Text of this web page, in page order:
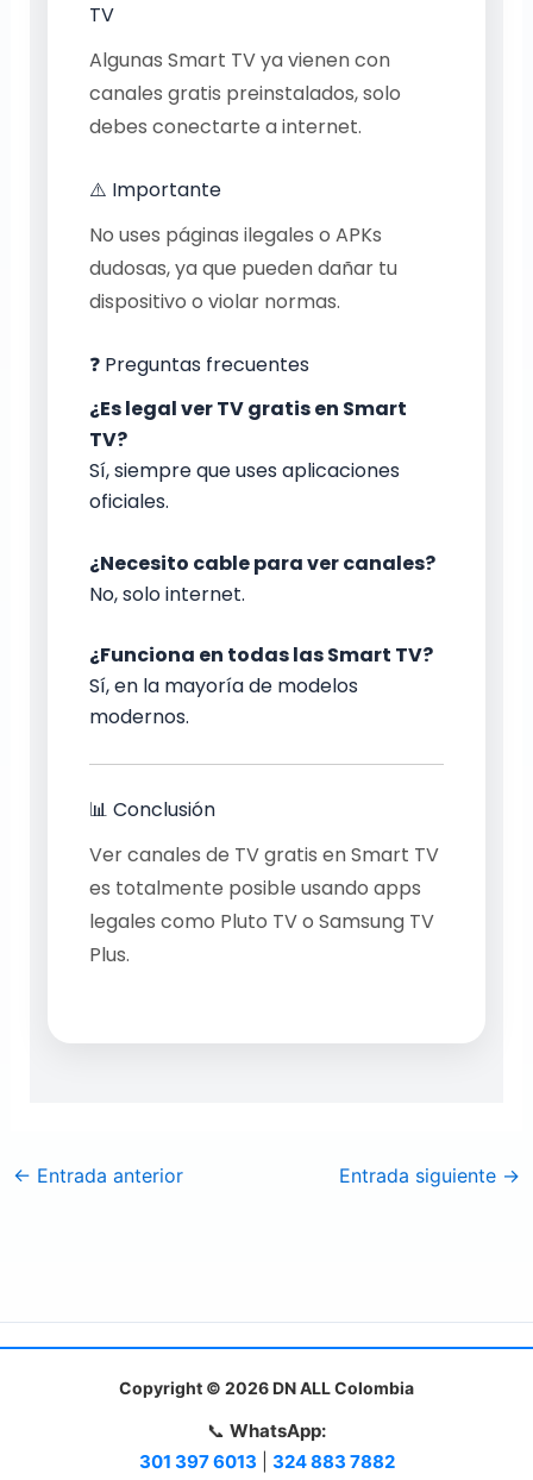
TV
Algunas Smart TV ya vienen con
canales gratis preinstalados, solo
debes conectarte a internet.
⚠️ Importante
No uses páginas ilegales o APKs
dudosas, ya que pueden dañar tu
dispositivo o violar normas.
❓ Preguntas frecuentes
¿Es legal ver TV gratis en Smart
TV?
Sí, siempre que uses aplicaciones
oficiales.
¿Necesito cable para ver canales?
No, solo internet.
¿Funciona en todas las Smart TV?
Sí, en la mayoría de modelos
modernos.
📊 Conclusión
Ver canales de TV gratis en Smart TV
es totalmente posible usando apps
legales como Pluto TV o Samsung TV
Plus.
← Entrada anterior Entrada siguiente →
Copyright © 2026 DN ALL Colombia
📞 WhatsApp:
301 397 6013
324 883 7882